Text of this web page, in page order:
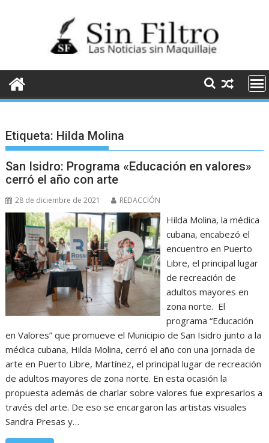
Etiqueta: Hilda Molina
San Isidro: Programa «Educación en valores»
cerró el año con arte
28 de diciembre de 2021 REDACCIÓN
Hilda Molina, la médica
cubana, encabezó el
encuentro en Puerto
Libre, el principal lugar
de recreación de
adultos mayores en
zona norte. El
programa “Educación
en Valores” que promueve el Municipio de San Isidro junto a la
médica cubana, Hilda Molina, cerró el año con una jornada de
arte en Puerto Libre, Martínez, el principal lugar de recreación
de adultos mayores de zona norte. En esta ocasión la
propuesta además de charlar sobre valores fue expresarlos a
través del arte. De eso se encargaron las artistas visuales
Sandra Presas y…